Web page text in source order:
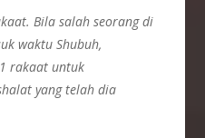
Bila salah seorang di
waktu Shubuh,
rakaat untuk
yang telah dia